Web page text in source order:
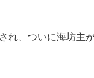
、ついに海坊主